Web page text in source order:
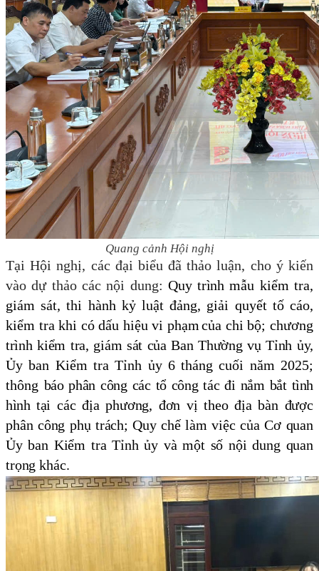
Quang cảnh Hội nghị
Tại Hội nghị, các đại biểu đã thảo luận, cho ý kiến
vào dự thảo các nội dung: Quy trìnhmẫu kiểm tra,
giám sát, thi hành kỷ luật đảng, giải quyết tố cáo,
kiểm tra khi có dấu hiệu vi phạmcủa chi bộ; chương
trình kiểm tra, giám sát của Ban Thường vụ Tỉnh ủy,
Ủy ban Kiểm tra Tỉnh ủy 6 tháng cuối năm 2025;
thông báo phân công các tổ công tác đi nắm bắt tình
hình tại các địa phương, đơn vị theo địa bàn được
phân công phụ trách; Quy chế làm việc của Cơ quan
Ủy ban Kiểm tra Tỉnh ủy và một số nội dung quan
trọng khác.